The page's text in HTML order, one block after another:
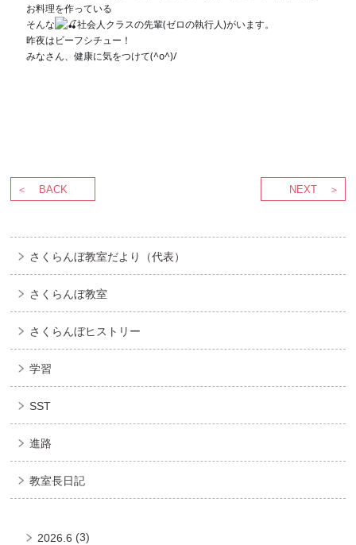
お料理を作っている
そんな
社会人クラスの先輩(ゼロの執行人)がいます。
昨夜はビーフシチュー！
みなさん、健康に気をつけて(^o^)/
BACK NEXT
さくらんぼ教室だより（代表）
さくらんぼ教室
さくらんぼヒストリー
学習
SST
進路
教室長日記
2026.6 (3)